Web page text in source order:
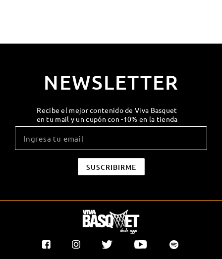
NEWSLETTER
Recibe el mejor contenido de Viva Basquet
en tu mail y un cupón con -10% en la tienda